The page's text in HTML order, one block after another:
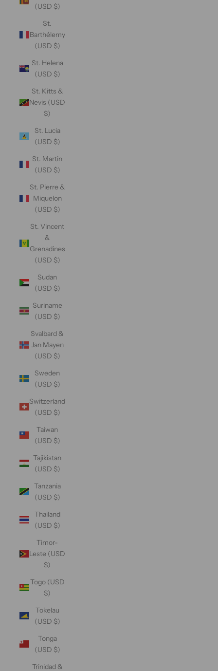
(USD $)
St.
Barthélemy
(USD $)
St. Helena
(USD $)
St. Kitts &
Nevis (USD
$)
St. Lucia
(USD $)
St. Martin
(USD $)
St. Pierre &
Miquelon
(USD $)
St. Vincent
&
Grenadines
(USD $)
Sudan
(USD $)
Suriname
(USD $)
Svalbard &
Jan Mayen
(USD $)
Sweden
(USD $)
Switzerland
(USD $)
Taiwan
(USD $)
Tajikistan
(USD $)
Tanzania
(USD $)
Thailand
(USD $)
Timor-
Leste (USD
$)
Togo (USD
$)
Tokelau
(USD $)
Tonga
(USD $)
Trinidad &